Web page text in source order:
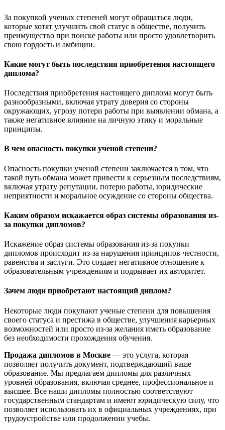
За покупкой ученых степеней могут обращаться люди,
которые хотят улучшить свой статус в обществе, получить
преимущество при поиске работы или просто удовлетворить
свою гордость и амбиции.
Какие могут быть последствия приобретения настоящего
диплома?
Последствия приобретения настоящего диплома могут быть
разнообразными, включая утрату доверия со стороны
окружающих, угрозу потери работы при выявлении обмана, а
также негативное влияние на личную этику и моральные
принципы.
В чем опасность покупки ученой степени?
Опасность покупки ученой степени заключается в том, что
такой путь обмана может привести к серьезным последствиям,
включая утрату репутации, потерю работы, юридические
неприятности и моральное осуждение со стороны общества.
Каким образом искажается образ системы образования из-
за покупки дипломов?
Искажение образ системы образования из-за покупки
дипломов происходит из-за нарушения принципов честности,
равенства и заслуги. Это создает негативное отношение к
образовательным учреждениям и подрывает их авторитет.
Зачем люди приобретают настоящий диплом?
Некоторые люди покупают ученые степени для повышения
своего статуса и престижа в обществе, улучшения карьерных
возможностей или просто из-за желания иметь образование
без необходимости прохождения обучения.
Продажа дипломов в Москве — это услуга, которая
позволяет получить документ, подтверждающий ваше
образование. Мы предлагаем дипломы для различных
уровней образования, включая среднее, профессиональное и
высшее. Все наши дипломы полностью соответствуют
государственным стандартам и имеют юридическую силу, что
позволяет использовать их в официальных учреждениях, при
трудоустройстве или продолжении учебы.